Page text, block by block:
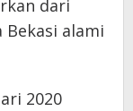
dari
Bekasi alami
2020